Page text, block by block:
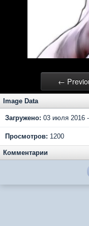
←
Image Data
Загружено: 03 июля 2016
Просмотров: 1200
Комментарии